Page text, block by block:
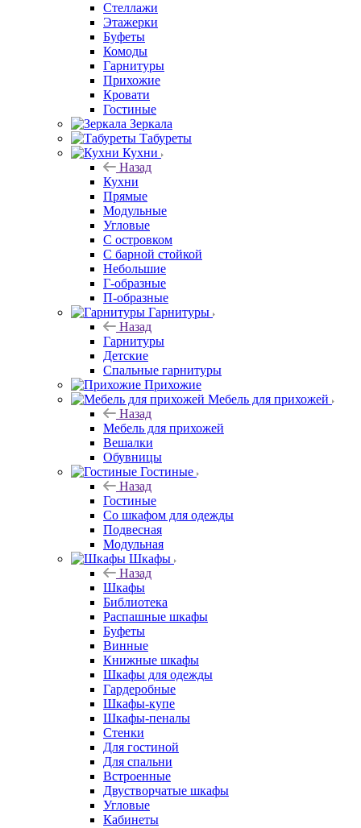
Стеллажи
Этажерки
Буфеты
Комоды
Гарнитуры
Прихожие
Кровати
Гостиные
Зеркала
Табуреты
Кухни
Назад
Кухни
Прямые
Модульные
Угловые
С островком
С барной стойкой
Небольшие
Г-образные
П-образные
Гарнитуры
Назад
Гарнитуры
Детские
Спальные гарнитуры
Прихожие
Мебель для прихожей
Назад
Мебель для прихожей
Вешалки
Обувницы
Гостиные
Назад
Гостиные
Со шкафом для одежды
Подвесная
Модульная
Шкафы
Назад
Шкафы
Библиотека
Распашные шкафы
Буфеты
Винные
Книжные шкафы
Шкафы для одежды
Гардеробные
Шкафы-купе
Шкафы-пеналы
Стенки
Для гостиной
Для спальни
Встроенные
Двустворчатые шкафы
Угловые
Кабинеты